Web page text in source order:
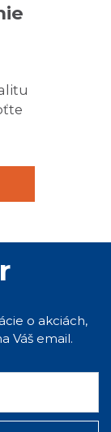
o akciách,
Váš email.